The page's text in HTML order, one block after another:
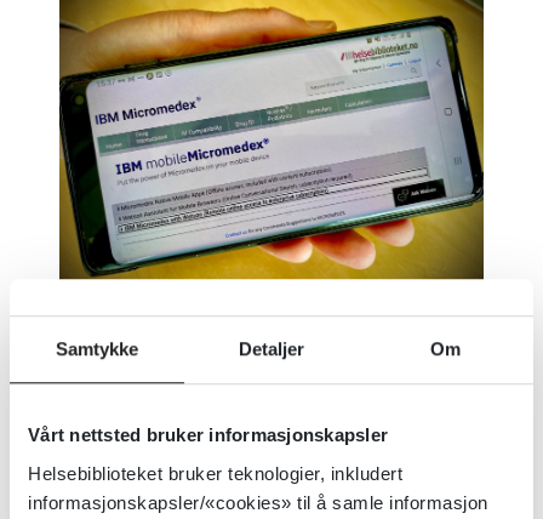
Samtykke Detaljer Om
Vårt nettsted bruker informasjonskapsler
Helsebiblioteket bruker teknologier, inkludert
informasjonskapsler/«cookies» til å samle informasjon
Publisert 04. mai 2022|Sist oppdatert 04. mai
2022
Instruksjoner og passord for nedlasting
finner du ved å klikke på «Mobile